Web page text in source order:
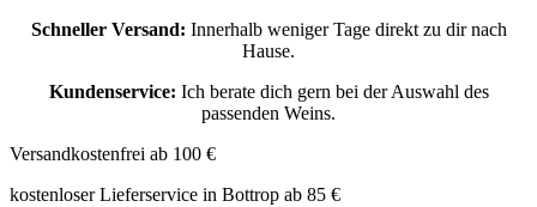
Schneller Versand: Innerhalb weniger Tage direkt zu dir nach
Hause.
Kundenservice: Ich berate dich gern bei der Auswahl des
passenden Weins.
Versandkostenfrei ab 100 €
kostenloser Lieferservice in Bottrop ab 85 €